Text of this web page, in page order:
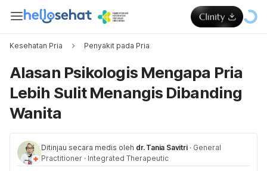
Kesehatan Pria Penyakit pada Pria
Alasan Psikologis Mengapa Pria
Lebih Sulit Menangis Dibanding
Wanita
Ditinjau secara medis oleh dr. Tania Savitri · General
Practitioner · Integrated Therapeutic